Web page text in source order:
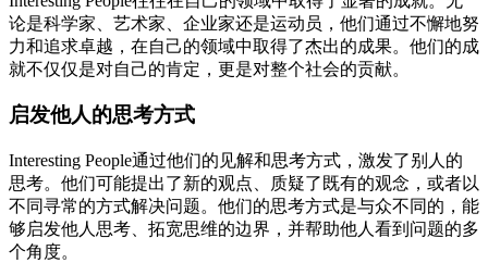
论是科学家、艺术家、企业家还是运动员，他们通过不懈地努
力和追求卓越，在自己的领域中取得了杰出的成果。他们的成
就不仅仅是对自己的肯定，更是对整个社会的贡献。
启发他人的思考方式
Interesting People通过他们的见解和思考方式，激发了别人的
思考。他们可能提出了新的观点、质疑了既有的观念，或者以
不同寻常的方式解决问题。他们的思考方式是与众不同的，能
够启发他人思考、拓宽思维的边界，并帮助他人看到问题的多
个角度。